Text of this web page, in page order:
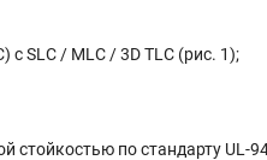
SLC / MLC / 3D TLC (рис. 1);
по стандарту UL-